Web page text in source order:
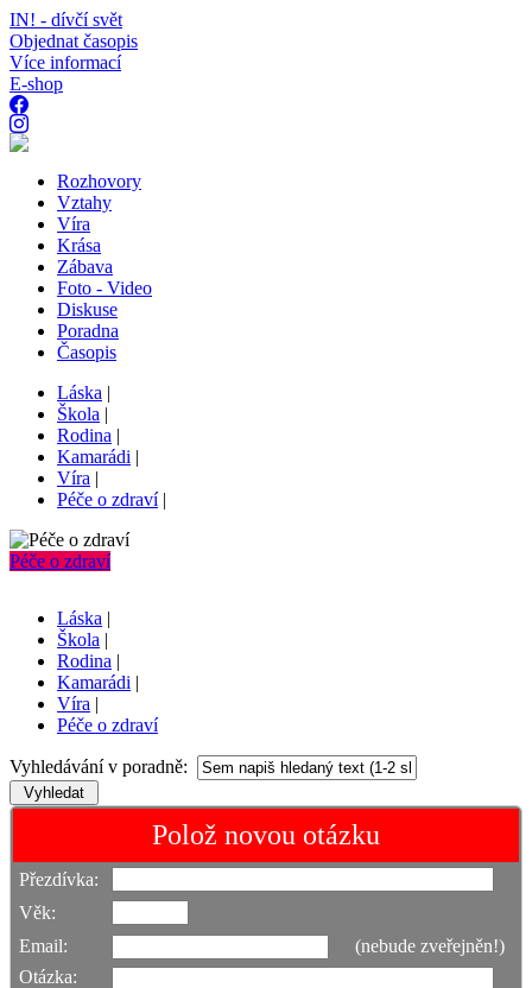
IN! - dívčí svět
Objednat časopis
Více informací
E-shop
Rozhovory
Vztahy
Víra
Krása
Zábava
Foto - Video
Diskuse
Poradna
Časopis
Láska |
Škola |
Rodina |
Kamarádi |
Víra |
Péče o zdraví|
Péče o zdraví
Láska |
Škola |
Rodina |
Kamarádi |
Víra |
Péče o zdraví
Vyhledávání v poradně:
Polož novou otázku
Přezdívka:
Věk:
Email:
(nebude zveřejněn!)
Otázka: